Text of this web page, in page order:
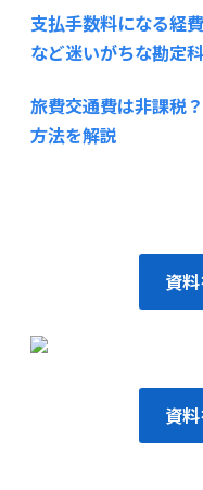
支払手数料になる経
など迷いがちな勘定
旅費交通費は非課税
方法を解説
資
資